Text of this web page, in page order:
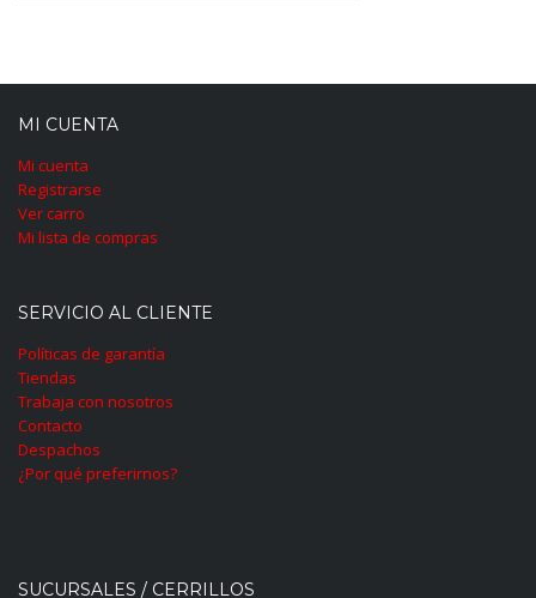
MI CUENTA
Mi cuenta
Registrarse
Ver carro
Mi lista de compras
SERVICIO AL CLIENTE
Políticas de garantía
Tiendas
Trabaja con nosotros
Contacto
Despachos
¿Por qué preferirnos?
SUCURSALES / CERRILLOS